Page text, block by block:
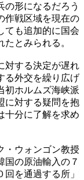
の形になるだろう
作戦区域を現在の
ても追加的に国会
とみられる。
対する決定が遅れ
る外交を繰り広げ
初ホルムズ海峡派
に対する疑問を抱
十分に了解を求め
・ウォンゴン教授
国の原油輸入の７
を通過する所」